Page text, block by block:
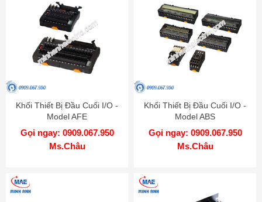
Khối Thiết Bị Đầu Cuối I/O -
Model AFE
Gọi ngay: 0909.067.950
Ms.Châu
Khối Thiết Bị Đầu Cuối I/O -
Model ABS
Gọi ngay: 0909.067.950
Ms.Châu